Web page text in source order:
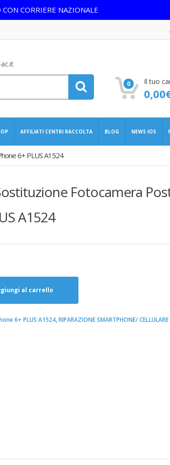
CORRIERE NAZIONALE
0 Il tuo
0,00
AFFILIATI CENTRI RACCOLTA BLOG NEWS IOS
6+ PLUS A1524
Fotocamera
A1524
al carrello
6+ PLUS A1524,RIPARAZIONE SMARTPHONE/ CELLULARE